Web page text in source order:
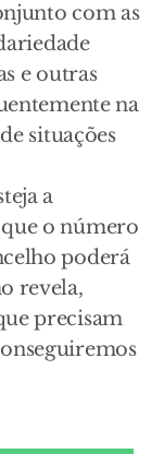
com as
e outras
na
situações
a
o número
poderá
revela,
precisam